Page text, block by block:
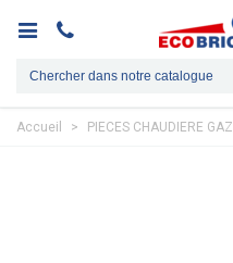
Accueil > PIECES CHAUDIERE GAZ